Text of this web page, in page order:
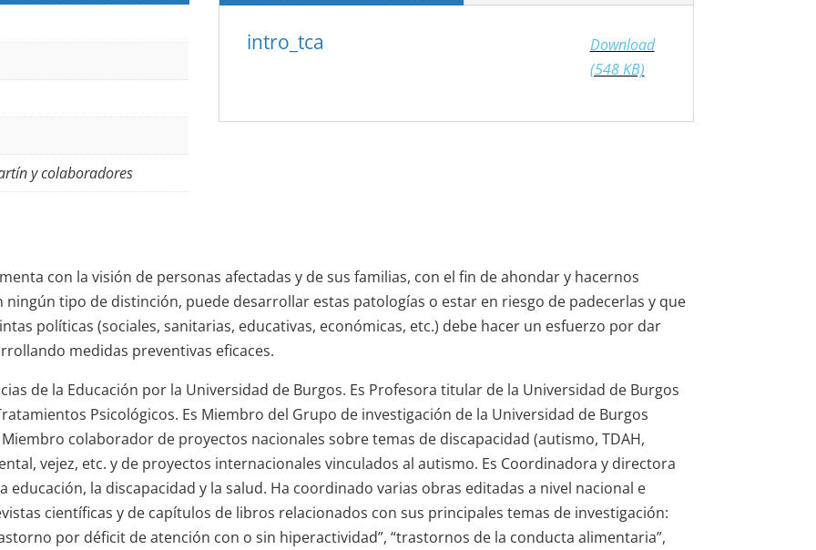
y colaboradores
intro_tca
Download
(548 KB)
con la visión de personas afectadas y de sus familias, con el fin de ahondar y hacernos
tipo de distinción, puede desarrollar estas patologías o estar en riesgo de padecerlas y que
políticas (sociales, sanitarias, educativas, económicas, etc.) debe hacer un esfuerzo por dar
medidas preventivas eficaces.
de la Educación por la Universidad de Burgos. Es Profesora titular de la Universidad de Burgos
Psicológicos. Es Miembro del Grupo de investigación de la Universidad de Burgos
Miembro colaborador de proyectos nacionales sobre temas de discapacidad (autismo, TDAH,
vejez, etc. y de proyectos internacionales vinculados al autismo. Es Coordinadora y directora
educación, la discapacidad y la salud. Ha coordinado varias obras editadas a nivel nacional e
científicas y de capítulos de libros relacionados con sus principales temas de investigación:
por déficit de atención con o sin hiperactividad”, “trastornos de la conducta alimentaria”,